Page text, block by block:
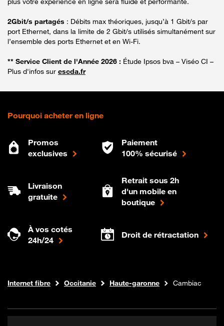
2Gbit/s partagés : Débits max théoriques, jusqu’à 1 Gbit/s par
port Ethernet, dans la limite de 2 Gbit/s utilisés simultanément sur
l’ensemble des ports Ethernet et en Wi-Fi.
** Service Client de l'Année 2026 : Étude Ipsos bva – Viséo CI –
Plus d'infos sur escda.fr
Pourquoi acheter en ligne
Promos
exclusives
Paiement
100% sécurisé
Livraison
gratuite
Retrait sous 2h
d'un mobile en
boutique
À vos cotés
24h/24
Droit de rétractation
Boutique Orange
Internet fibre Occitanie Haute-garonne Cambiac